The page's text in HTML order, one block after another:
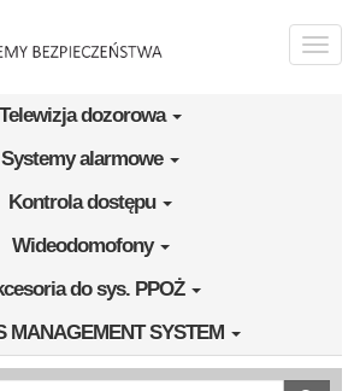
Toggle
Telewizja dozorowa
Systemy alarmowe
Kontrola dostępu
Wideodomofony
do sys. PPOŻ
MANAGEMENT SYSTEM